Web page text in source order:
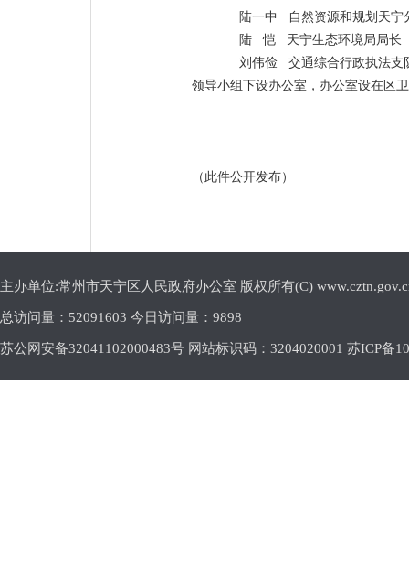
陆一中 自然资源和规划天宁
陆 恺 天宁生态环境局局长
刘伟俭 交通综合行政执法支
领导小组下设办公室，办公室设在区
（此件公开发布）
主办单位:常州市天宁区人民政府办公室 版权所有(C)
总访问量： 52091603 今日访问量： 9898
苏公网安备32041102000483号 网站标识码：3204020001 苏ICP备